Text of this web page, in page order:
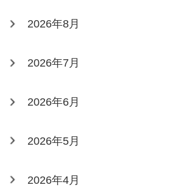
2026年8月
2026年7月
2026年6月
2026年5月
2026年4月